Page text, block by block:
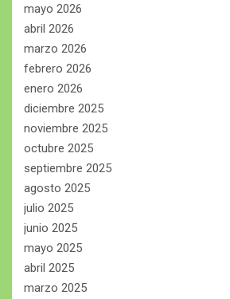
mayo 2026
abril 2026
marzo 2026
febrero 2026
enero 2026
diciembre 2025
noviembre 2025
octubre 2025
septiembre 2025
agosto 2025
julio 2025
junio 2025
mayo 2025
abril 2025
marzo 2025